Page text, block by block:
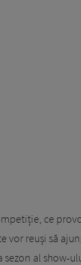
ce
vor reuși să
al show-